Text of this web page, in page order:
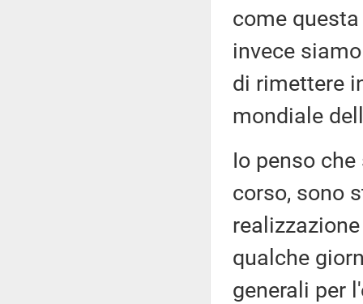
come
invece
di rimettere
mondiale
Io penso
corso, sono
qualche
generali per